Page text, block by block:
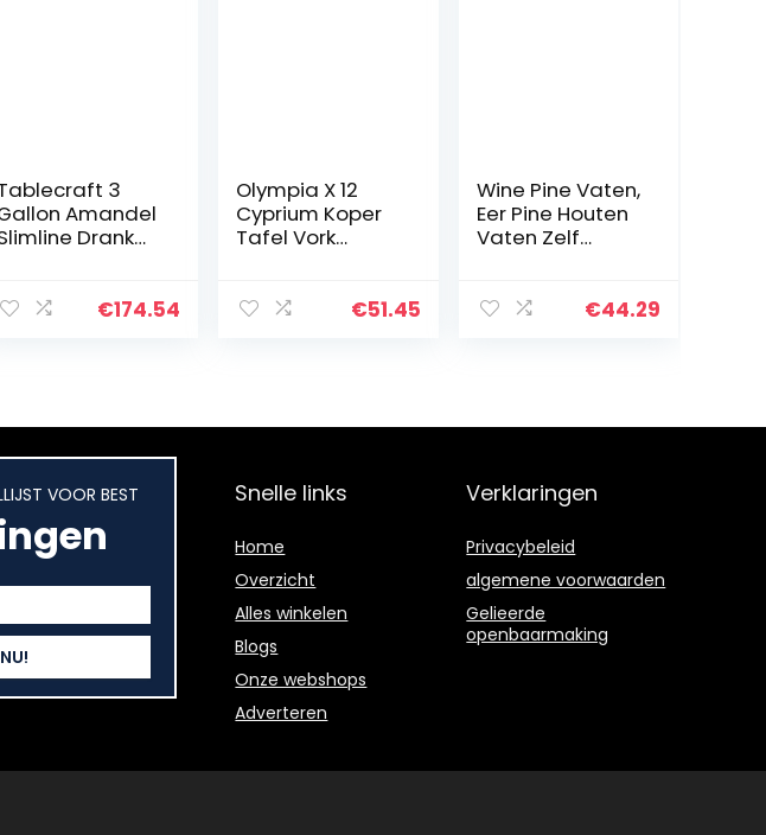
3
Amandel
Drank
penser voor
€174.54
Olympia X 12
Cyprium Koper
Tafel Vork
Catering Bestek
€51.45
Wine Pine Vaten,
Eer Pine Houten
Vaten Zelf
Vaten Houten
€44.29
VOOR BEST Snelle links
Home
Overzicht
Alles winkelen
Blogs
Onze webshops
Adverteren
Verklaringen
Privacybeleid
algemene voorwaarden
Gelieerde
openbaarmaking